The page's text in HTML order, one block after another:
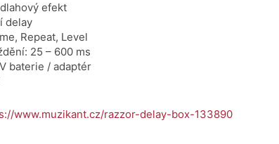
efekt
delay
Repeat, Level
25 – 600 ms
baterie / adaptér
www.muzikant.cz/razzor-delay-box-133890